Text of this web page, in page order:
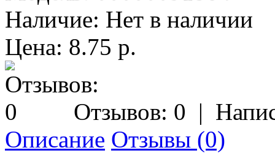
Наличие: Нет в наличии
Цена: 8.75 р.
Отзывов: 0 |
Описание Отзывы (0)